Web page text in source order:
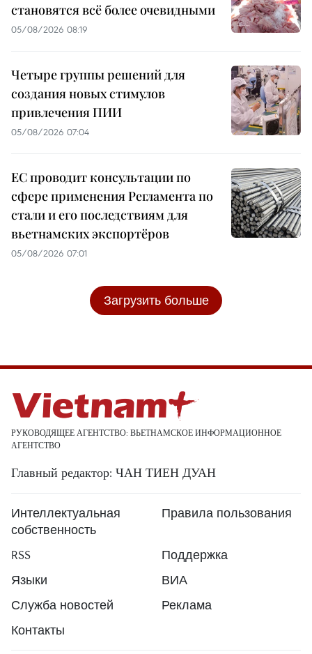
становятся всё более очевидными
05/08/2026 08:19
Четыре группы решений для
создания новых стимулов
привлечения ПИИ
05/08/2026 07:04
ЕС проводит консультации по
сфере применения Регламента по
стали и его последствиям для
вьетнамских экспортёров
05/08/2026 07:01
Загрузить больше
РУКОВОДЯЩЕЕ АГЕНТСТВО: ВЬЕТНАМСКОЕ ИНФОРМАЦИОННОЕ
АГЕНТСТВО
Главный редактор: ЧАН ТИЕН ДУАН
Интеллектуальная
собственность
Правила пользования
RSS
Поддержка
Языки
ВИА
Служба новостей
Реклама
Контакты